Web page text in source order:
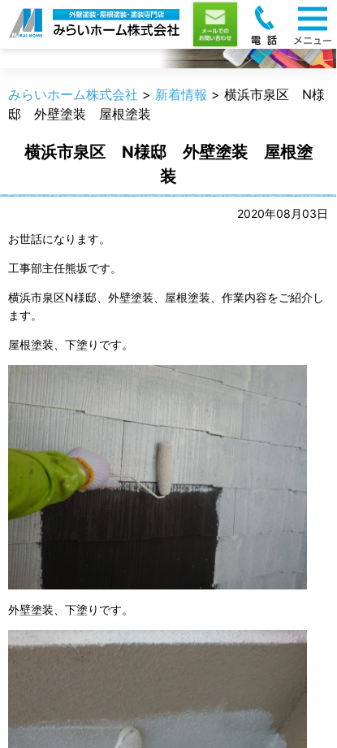
新着情報
みらいホーム株式会社 > 新着情報 > 横浜市泉区 N様
邸 外壁塗装 屋根塗装
横浜市泉区 N様邸 外壁塗装 屋根塗
装
2020年08月03日
お世話になります。
工事部主任熊坂です。
横浜市泉区N様邸、外壁塗装、屋根塗装、作業内容をご紹介し
ます。
屋根塗装、下塗りです。
外壁塗装、下塗りです。